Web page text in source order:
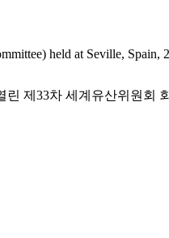
held at Seville, Spain,
린 제33차 세계유산위원회